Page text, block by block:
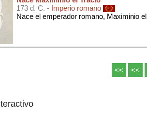
173 d. C. - Imperio romano
Nace el emperador romano, Maximinio
<< <<